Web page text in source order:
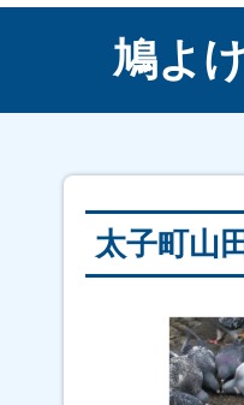
鳩よ
太子町山